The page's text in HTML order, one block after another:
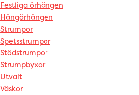
Festliga örhängen
Hängörhängen
Strumpor
Spetsstrumpor
Stödstrumpor
Strumpbyxor
Utvalt
Väskor